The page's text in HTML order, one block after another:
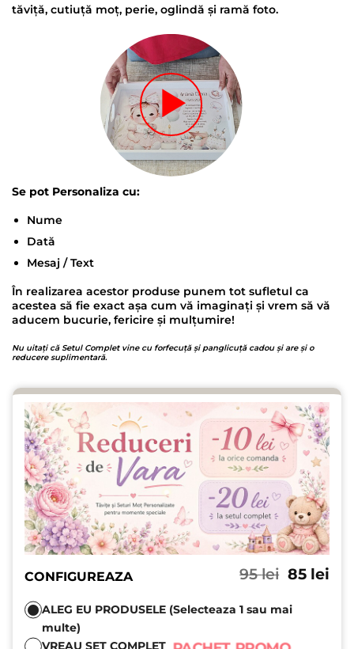
tăviță, cutiuță moț, perie, oglindă și ramă foto.
Se pot Personaliza cu:
Nume
Dată
Mesaj / Text
În realizarea acestor produse punem tot sufletul ca
acestea să fie exact așa cum vă imaginați și vrem să vă
aducem bucurie, fericire și mulțumire!
Nu uitați că Setul Complet vine cu forfecuță și panglicuță cadou și are și o
reducere suplimentară.
CONFIGUREAZA 95lei Prețul
a
fost:
85 lei
ALEG EU PRODUSELE (Selecteaza 1 sau mai
multe)
VREAU SET COMPLET